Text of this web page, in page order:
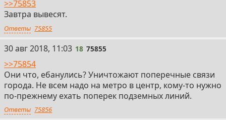
>>75853
Завтра вывесят.
Ответы 75855
18
30 авг 2018, 11:03 18 75855
>>75854
Они что, ебанулись? Уничтожают поперечные связи
города. Не всем надо на метро в центр, кому-то нужно
по-прежнему ехать поперек подземных линий.
Ответы 75856